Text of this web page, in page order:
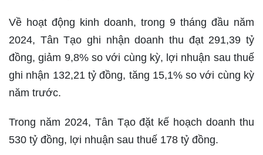
Về hoạt động kinh doanh, trong 9 tháng đầu năm
2024, Tân Tạo ghi nhận doanh thu đạt 291,39 tỷ
đồng, giảm 9,8% so với cùng kỳ, lợi nhuận sau thuế
ghi nhận 132,21 tỷ đồng, tăng 15,1% so với cùng kỳ
năm trước.
Trong năm 2024, Tân Tạo đặt kế hoạch doanh thu
530 tỷ đồng, lợi nhuận sau thuế 178 tỷ đồng.